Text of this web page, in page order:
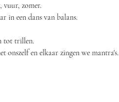
vuur, zomer.
in een dans van balans.
tot trillen.
onszelf en elkaar zingen we mantra's.